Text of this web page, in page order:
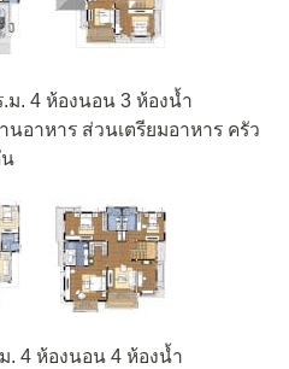
ม. 4 ห้องนอน 3 ห้องน้ำ
อาหาร ส่วนเตรียมอาหาร ครัว
น
4 ห้องนอน 4 ห้องน้ำ